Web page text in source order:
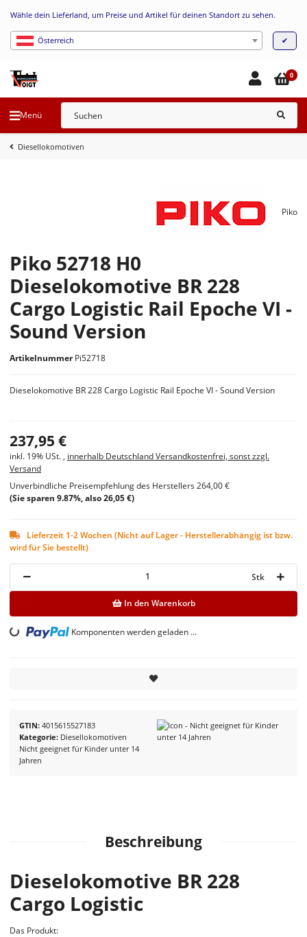
Wähle dein Lieferland, um Preise und Artikel für deinen Standort zu sehen.
Österreich ✔
Menü
0
Diesellokomotiven
Piko 52718 H0
Dieselokomotive BR 228
Cargo Logistic Rail Epoche VI -
Sound Version
Artikelnummer Pi52718
GTIN 4015615527183
Kategorie Diesellokomotiven
Nicht geeignet für Kinder unter 14
Jahren
Piko
Dieselokomotive BR 228 Cargo Logistic Rail Epoche VI - Sound Version
237,95 €
inkl. 19% USt. , innerhalb Deutschland Versandkostenfrei, sonst zzgl.
Versand
Unverbindliche Preisempfehlung des Herstellers264,00 €
(Sie sparen 9.87%, also26,05 €)
Stk
In den Warenkorb
Loading... Komponenten werden geladen ...
Lieferzeit 1-2 Wochen (Nicht auf Lager - Herstellerabhängig ist bzw.
wird für Sie bestellt)
Beschreibung
Dieselokomotive BR 228
Cargo Logistic
Das Produkt: